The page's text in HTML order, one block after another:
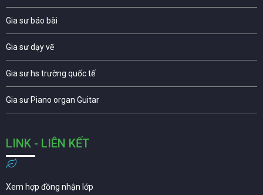
Gia sư báo bài
Gia sư dạy vẽ
Gia sư hs trường quốc tế
Gia sư Piano organ Guitar
LINK - LIÊN KẾT
Xem hợp đồng nhận lớp